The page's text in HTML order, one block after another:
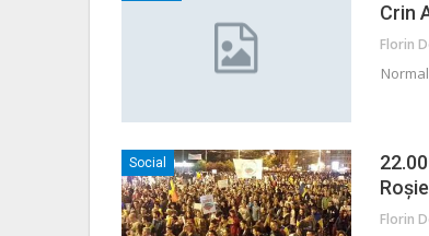
Crin
Florin
Social
Florin